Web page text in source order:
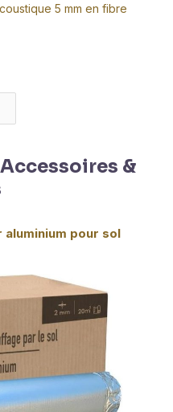
5 mm en fibre
&
pour sol